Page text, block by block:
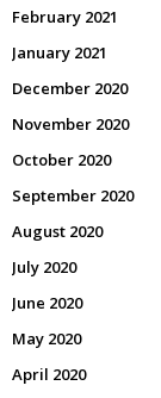
February 2021
January 2021
December 2020
November 2020
October 2020
September 2020
August 2020
July 2020
June 2020
May 2020
April 2020